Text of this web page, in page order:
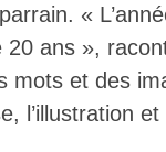
«
20 ans »,
mots et des
l’illustration et